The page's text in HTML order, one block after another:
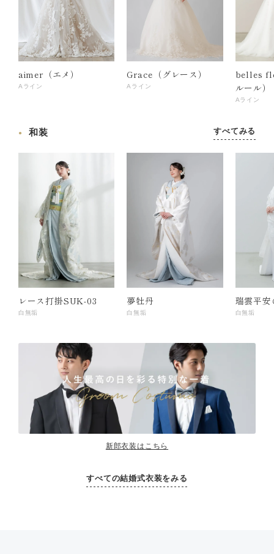
aimer（エメ）
Aライン
Grace（グレース）
Aライン
belles
ルール）
Aライン
和装 すべてみる
レース打掛SUK-03
白無垢
夢牡丹
白無垢
瑞雲平安
白無垢
新郎衣装はこちら
すべての結婚式衣装をみる